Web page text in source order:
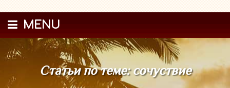
MENU
Статьи по теме: сочуствие